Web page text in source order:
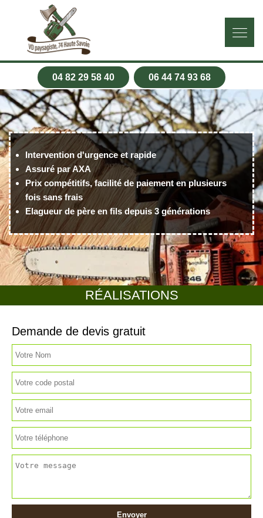
04 82 29 58 40 06 44 74 93 68
RÉALISATIONS
Intervention d'urgence et rapide
Assuré par AXA
Prix compétitifs, facilité de paiement en plusieurs
fois sans frais
Elagueur de père en fils depuis 3 générations
Demande de devis gratuit